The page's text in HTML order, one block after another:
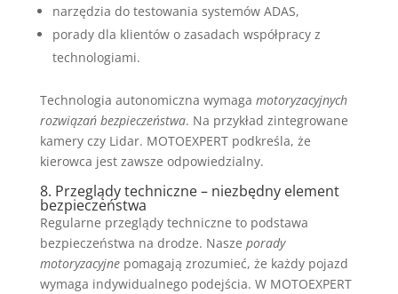
narzędzia do testowania systemów ADAS,
porady dla klientów o zasadach współpracy z
technologiami.
Technologia autonomiczna wymaga motoryzacyjnych
rozwiązań bezpieczeństwa. Na przykład zintegrowane
kamery czy Lidar. MOTOEXPERT podkreśla, że
kierowca jest zawsze odpowiedzialny.
8. Przeglądy techniczne – niezbędny element
bezpieczeństwa
Regularne przeglądy techniczne to podstawa
bezpieczeństwa na drodze. Nasze porady
motoryzacyjnepomagają zrozumieć, że każdy pojazd
wymaga indywidualnego podejścia. W MOTOEXPERT